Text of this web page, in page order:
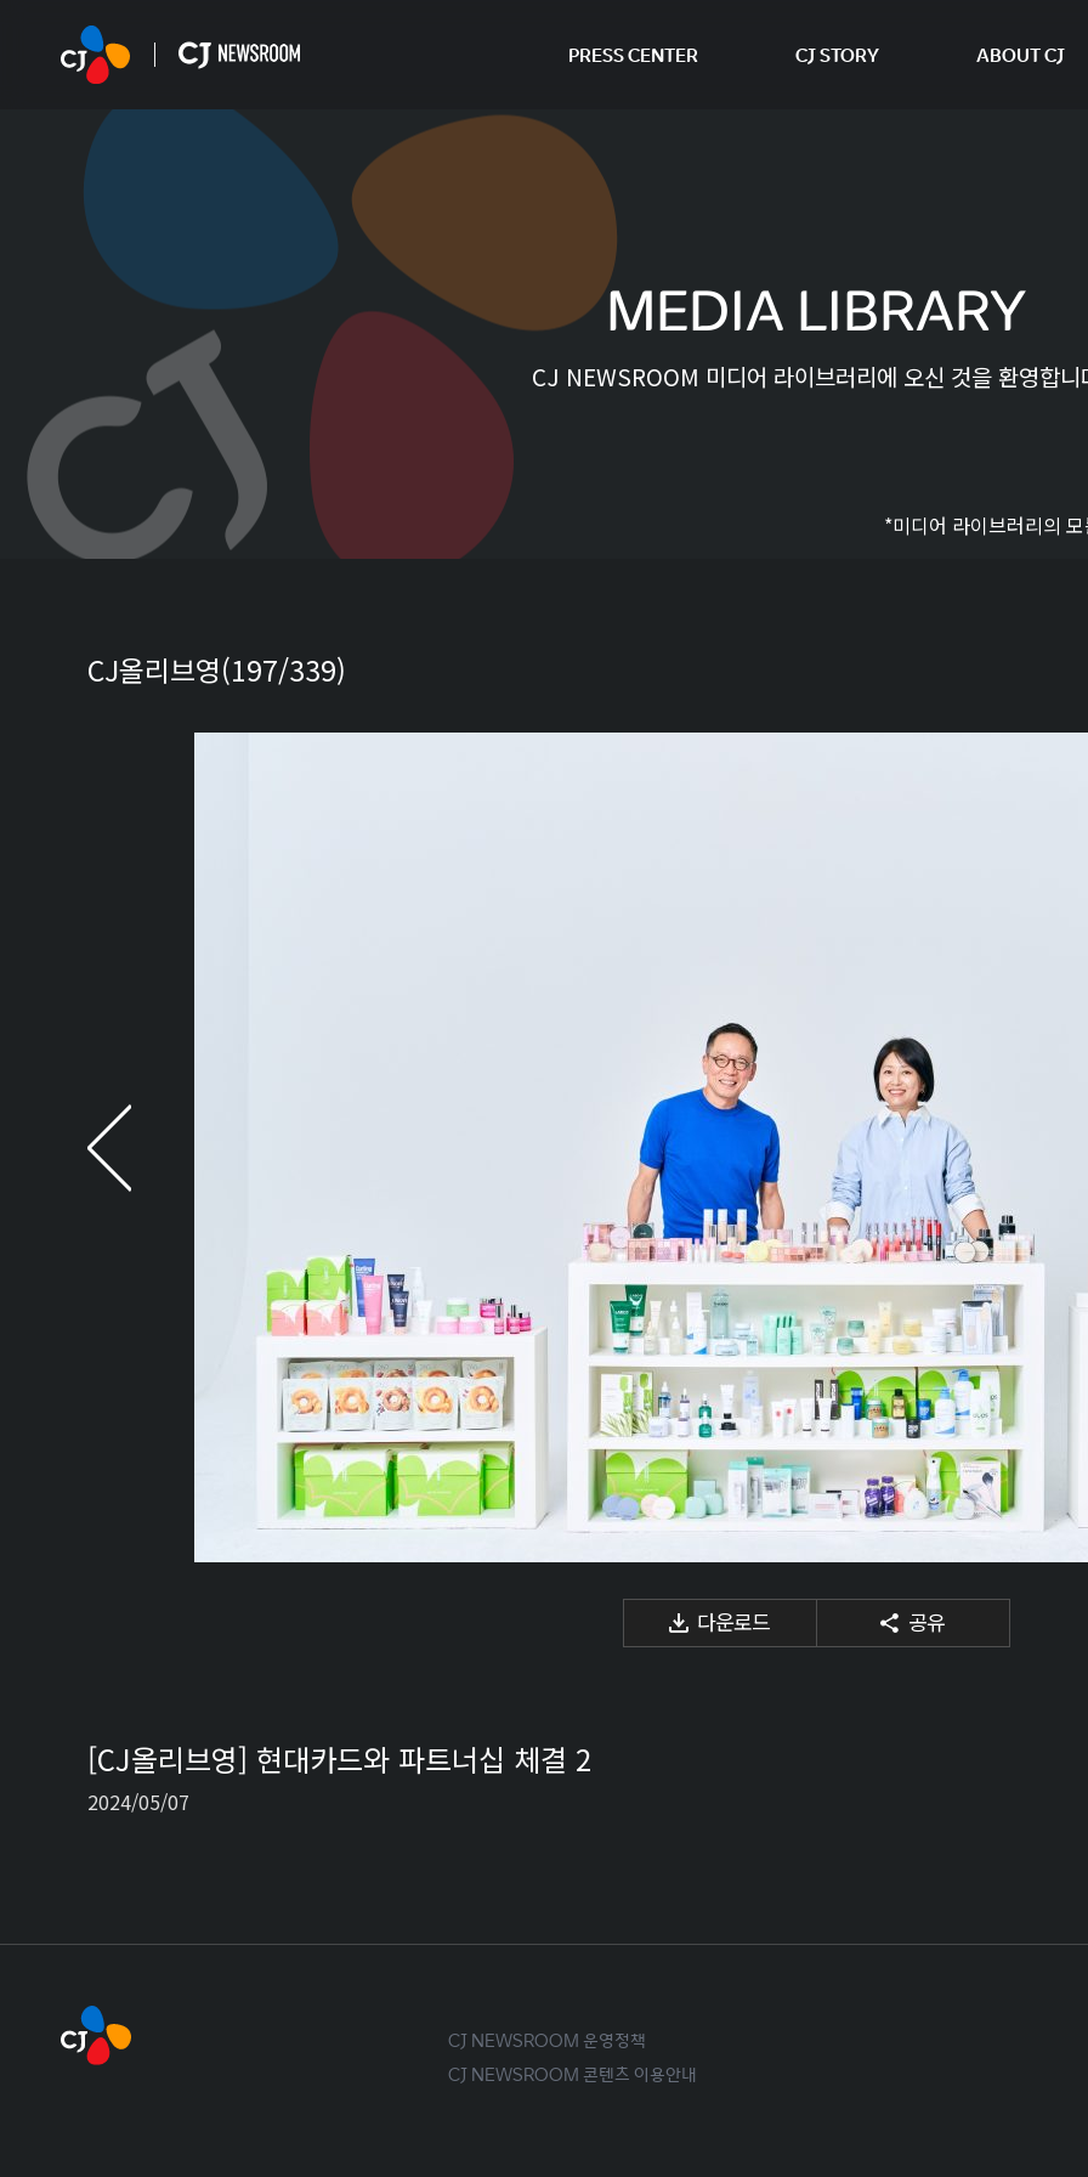
PRESS CENTER CJ STORY ABOUT CJ
MEDIA LIBRARY
CJ NEWSROOM 미디어 라이브러리에 오신 것을 환영합니
*미디어 라이브러리의
CJ올리브영(197/339)
다운로드 공유
[CJ올리브영] 현대카드와 파트너십 체결 2
2024/05/07
CJ NEWSROOM 운영정책
CJ NEWSROOM 콘텐츠 이용안내